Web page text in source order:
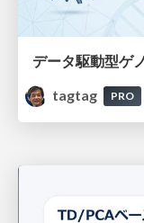
データ駆動型ゲ
tagtag
PRO